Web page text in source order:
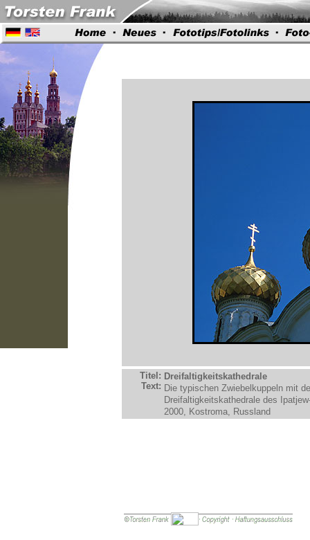
Titel:
Text:
Dreifaltigkeitskathedrale
Die typischen Zwiebelkuppeln mit
Dreifaltigkeitskathedrale des
2000, Kostroma, Russland